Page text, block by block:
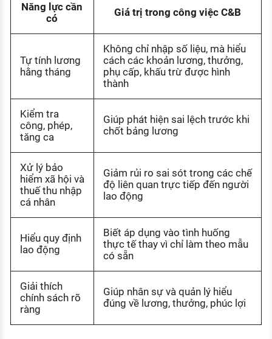
Năng lực cần
có
Giá trị trong công việc C&B
Tự tính lương
hằng tháng
Không chỉ nhập số liệu, mà hiểu
cách các khoản lương, thưởng,
phụ cấp, khấu trừ được hình
thành
Kiểm tra
công, phép,
tăng ca
Giúp phát hiện sai lệch trước khi
chốt bảng lương
Xử lý bảo
hiểm xã hội và
thuế thu nhập
cá nhân
Giảm rủi ro sai sót trong các chế
độ liên quan trực tiếp đến người
lao động
Hiểu quy định
lao động
Biết áp dụng vào tình huống
thực tế thay vì chỉ làm theo mẫu
có sẵn
Giải thích
chính sách rõ
ràng
Giúp nhân sự và quản lý hiểu
đúng về lương, thưởng, phúc lợi